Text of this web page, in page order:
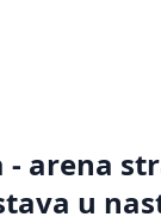
- arena
u